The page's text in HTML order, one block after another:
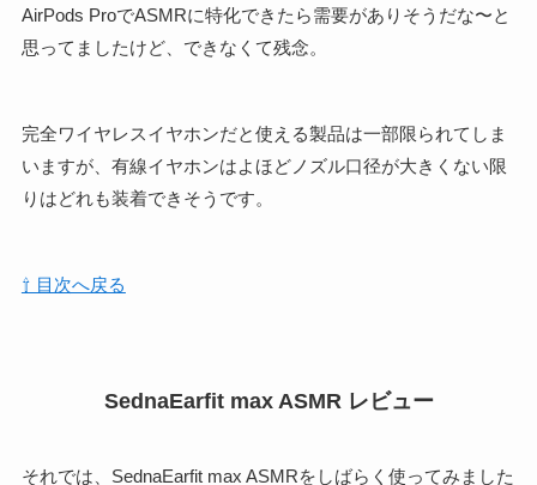
AirPods ProでASMRに特化できたら需要がありそうだな〜と
思ってましたけど、できなくて残念。
完全ワイヤレスイヤホンだと使える製品は一部限られてしま
いますが、有線イヤホンはよほどノズル口径が大きくない限
りはどれも装着できそうです。
⇧ 目次へ戻る
SednaEarfit max ASMR レビュー
それでは、SednaEarfit max ASMRをしばらく使ってみました